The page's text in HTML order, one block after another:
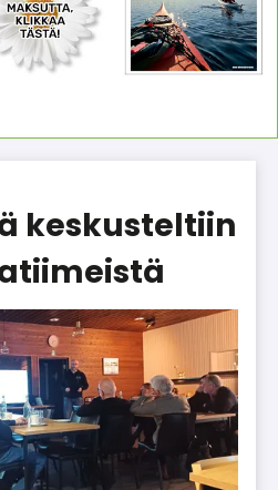
keskusteltiin